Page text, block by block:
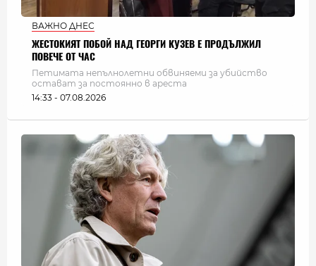
ВАЖНО ДНЕС
ЖЕСТОКИЯТ ПОБОЙ НАД ГЕОРГИ КУЗЕВ Е ПРОДЪЛЖИЛ
ПОВЕЧЕ ОТ ЧАС
Петимата непълнолетни обвиняеми за убийство
остават за постоянно в ареста
14:33 - 07.08.2026